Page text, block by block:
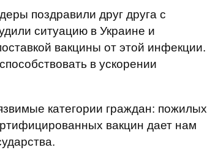
поздравили друг друга с
ситуацию в Украине и
вакцины от этой инфекции.
в ускорении
категории граждан: пожилых
вакцин дает нам